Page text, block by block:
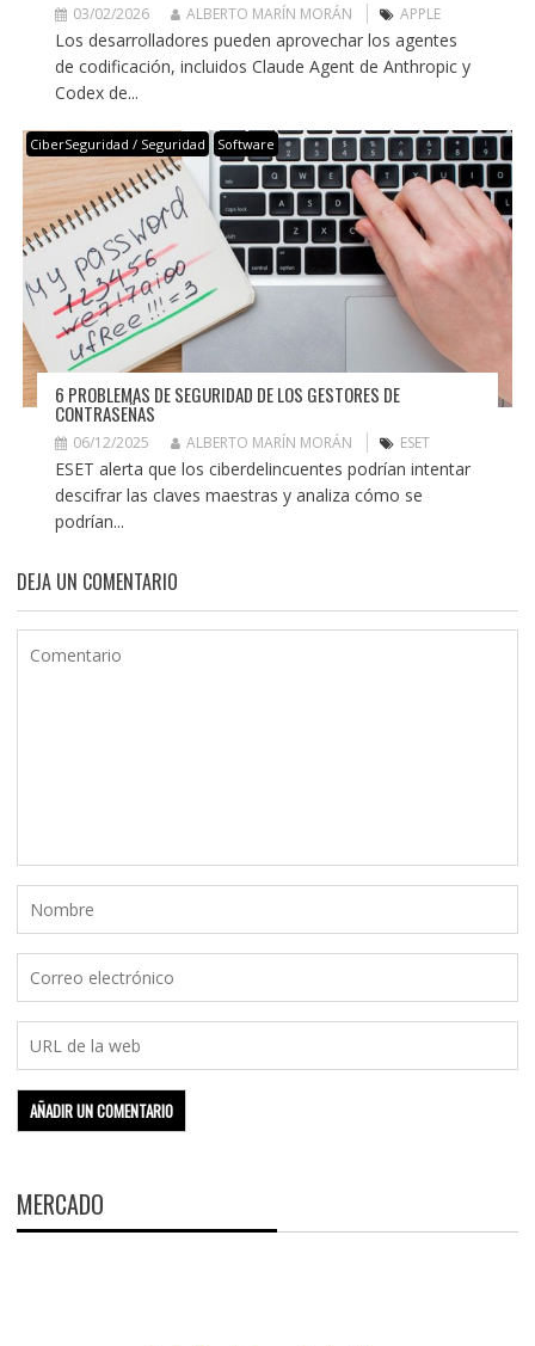
03/02/2026 ALBERTO MARÍN MORÁN APPLE
Los desarrolladores pueden aprovechar los agentes
de codificación, incluidos Claude Agent de Anthropic y
Codex de...
CiberSeguridad / Seguridad Software
6 PROBLEMAS DE SEGURIDAD DE LOS GESTORES DE
CONTRASEÑAS
06/12/2025 ALBERTO MARÍN MORÁN ESET
ESET alerta que los ciberdelincuentes podrían intentar
descifrar las claves maestras y analiza cómo se
podrían...
DEJA UN COMENTARIO
MERCADO